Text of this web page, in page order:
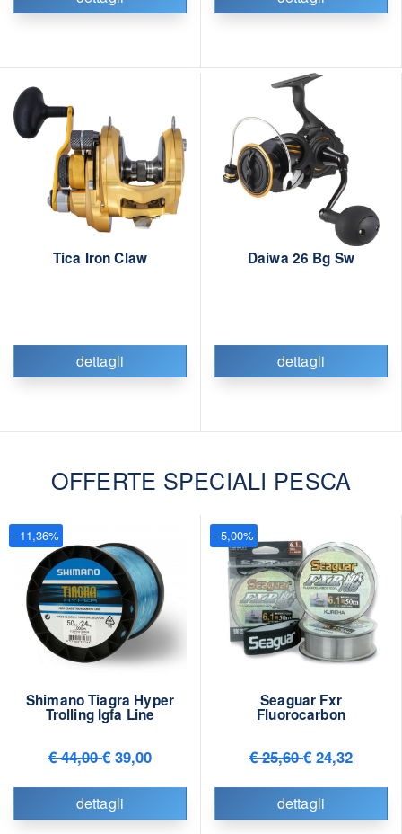
Tica Iron Claw
dettagli
Daiwa 26 Bg Sw
dettagli
OFFERTE SPECIALI PESCA
Shimano Tiagra Hyper
Trolling Igfa Line
€ 44,00€ 39,00
dettagli
- 11,36%
Seaguar Fxr
Fluorocarbon
€ 25,60€ 24,32
dettagli
- 5,00%